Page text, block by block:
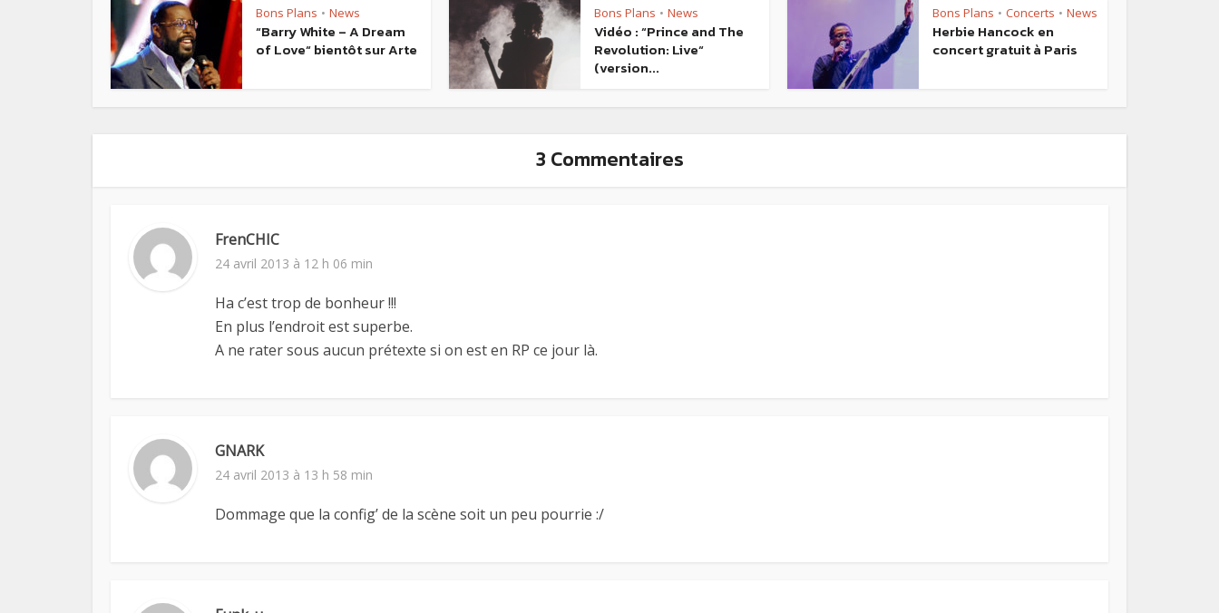
Bons Plans • News
“Barry White – A Dream
of Love“ bientôt sur Arte
Bons Plans • News
Vidéo : “Prince and The
Revolution: Live“
(version...
Bons Plans • Concerts • News
Herbie Hancock en
concert gratuit à Paris
3 Commentaires
FrenCHIC
24 avril 2013 à 12 h 06 min
Ha c’est trop de bonheur !!!
En plus l’endroit est superbe.
A ne rater sous aucun prétexte si on est en RP ce jour là.
GNARK
24 avril 2013 à 13 h 58 min
Dommage que la config’ de la scène soit un peu pourrie :/